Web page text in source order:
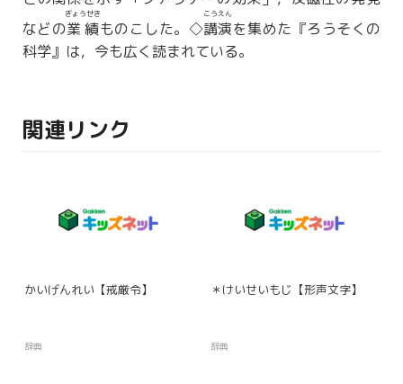
などの業績
ぎょうせき
ものこした。◇講演
こうえん
を集めた『ろうそくの
科学』は，今も広く読まれている。
関連リンク
かいげんれい【戒厳令】
辞典
＊けいせいもじ【形声文字】
辞典